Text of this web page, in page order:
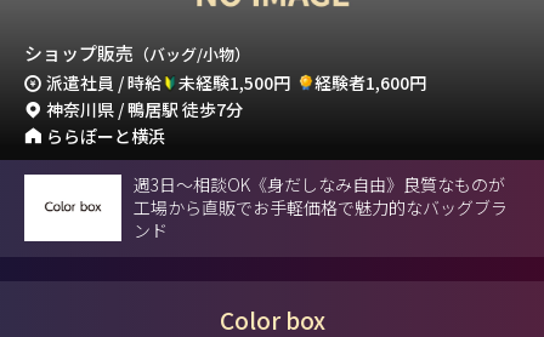
ショップ販売 （バッグ/小物）
派遣社員 / 時給 未経験1,500円
経験者1,600円
神奈川県 / 鴨居駅 徒歩7分
ららぽーと横浜
週3日〜相談OK《身だしなみ自由》良質なものが
工場から直販でお手軽価格で魅力的なバッグブラ
ンド
Color box